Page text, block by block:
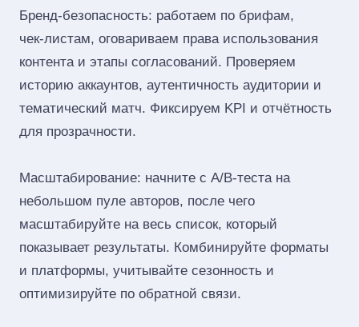
Бренд‑безопасность: работаем по брифам,
чек‑листам, оговариваем права использования
контента и этапы согласований. Проверяем
историю аккаунтов, аутентичность аудитории и
тематический матч. Фиксируем KPI и отчётность
для прозрачности.
Масштабирование: начните с A/B‑теста на
небольшом пуле авторов, после чего
масштабируйте на весь список, который
показывает результаты. Комбинируйте форматы
и платформы, учитывайте сезонность и
оптимизируйте по обратной связи.